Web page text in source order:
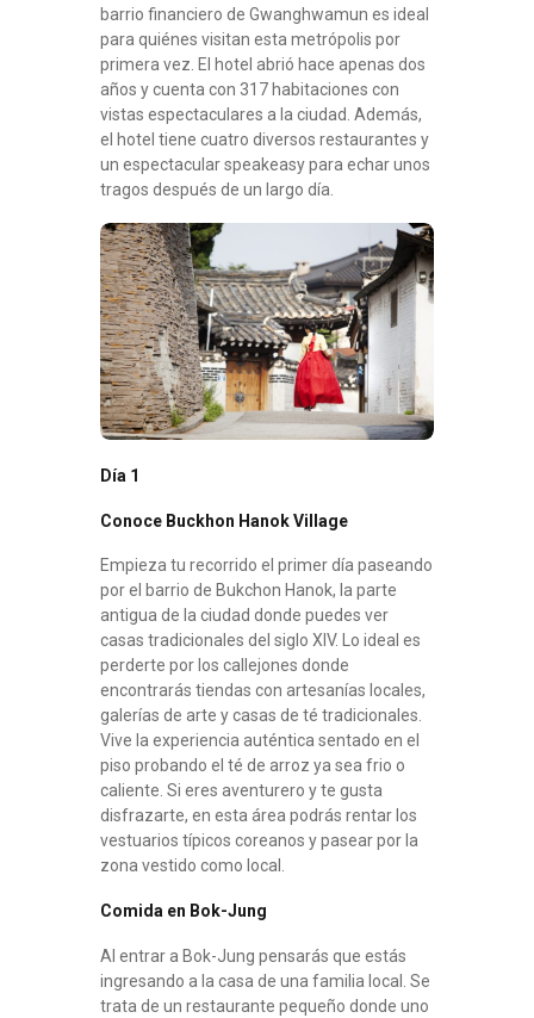
barrio financiero de Gwanghwamun es ideal
para quiénes visitan esta metrópolis por
primera vez. El hotel abrió hace apenas dos
años y cuenta con 317 habitaciones con
vistas espectaculares a la ciudad. Además,
el hotel tiene cuatro diversos restaurantes y
un espectacular speakeasy para echar unos
tragos después de un largo día.
Día 1
Conoce Buckhon Hanok Village
Empieza tu recorrido el primer día paseando
por el barrio de Bukchon Hanok, la parte
antigua de la ciudad donde puedes ver
casas tradicionales del siglo XIV. Lo ideal es
perderte por los callejones donde
encontrarás tiendas con artesanías locales,
galerías de arte y casas de té tradicionales.
Vive la experiencia auténtica sentado en el
piso probando el té de arroz ya sea frio o
caliente. Si eres aventurero y te gusta
disfrazarte, en esta área podrás rentar los
vestuarios típicos coreanos y pasear por la
zona vestido como local.
Comida en Bok-Jung
Al entrar a Bok-Jung pensarás que estás
ingresando a la casa de una familia local. Se
trata de un restaurante pequeño donde uno